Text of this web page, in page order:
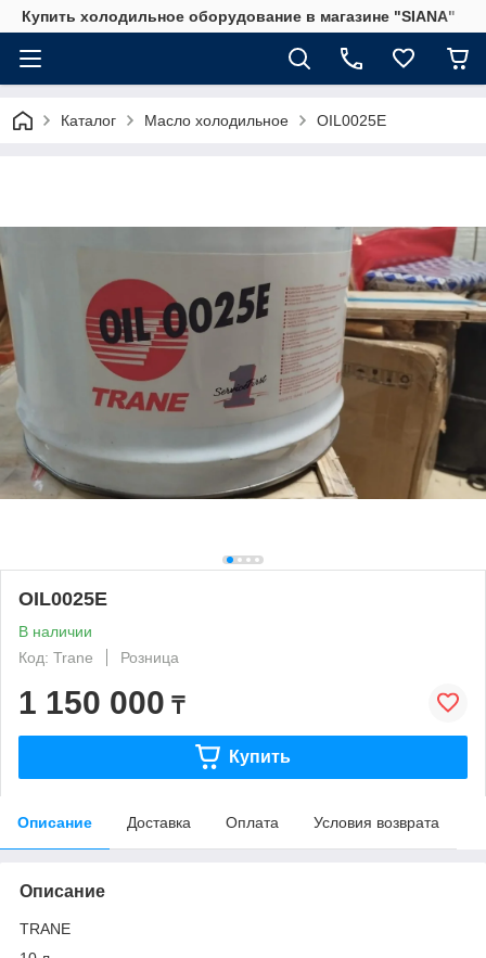
Купить холодильное оборудование в магазине "SIANA"
Каталог Масло холодильное OIL0025E
OIL0025E
В наличии
Код: Trane
Розница
1 150 000 ₸
Купить
Описание Доставка Оплата Условия возврата
Описание
TRANE